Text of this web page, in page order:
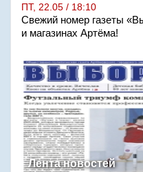
ПТ, 22.05 / 18:10
Свежий номер газеты
и магазинах Артёма!
Лента новостей